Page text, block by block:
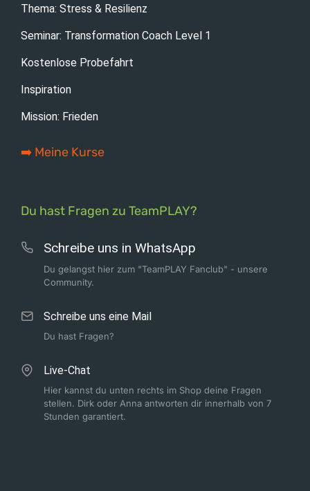
Thema: Stress & Resilienz
Seminar: Transformation Coach Level 1
Kostenlose Probefahrt
Inspiration
Mission: Frieden
➡️ Meine Kurse
Du hast Fragen zu TeamPLAY?
Schreibe uns in WhatsApp
Du gelangst hier zum "TeamPLAY Fanclub" - unsere
Community.
Schreibe uns eine Mail
Du hast Fragen?
Live-Chat
Hier kannst du unten rechts im Shop deine Fragen
stellen. Dirk oder Anna antworten dir innerhalb von 7
Stunden garantiert.